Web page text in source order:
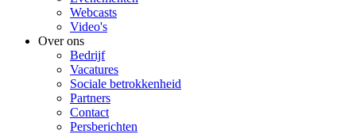
Webcasts
Video's
Over ons
Bedrijf
Vacatures
Sociale betrokkenheid
Partners
Contact
Persberichten